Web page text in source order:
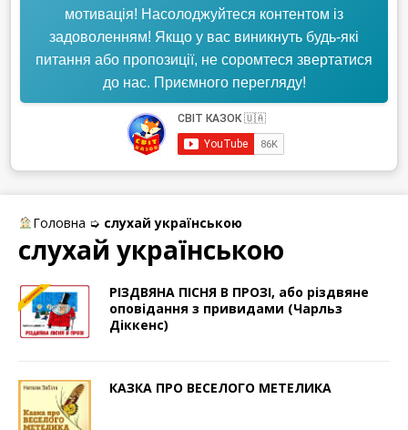
мотивація! Насолоджуйтеся контентом із
задоволенням! Якщо у вас виникнуть будь-які
питання або пропозиції, не соромтеся звертатися
до нас. Приємного перегляду!
Головна ➭ слухай українською
слухай українською
РІЗДВЯНА ПІСНЯ В ПРОЗІ, або різдвяне
оповідання з привидами (Чарльз
Діккенс)
КАЗКА ПРО ВЕСЕЛОГО МЕТЕЛИКА